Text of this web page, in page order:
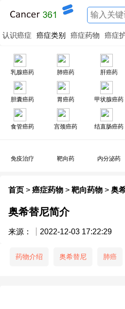
认识癌症 癌症类别 癌症药物 癌症
乳腺癌药 肺癌药 肝癌药
胆囊癌药 胃癌药 甲状腺癌药
食管癌药 宫颈癌药 结直肠癌药
免疫治疗 靶向药 内分泌药
首页 > 癌症药物 > 靶向药物 > 奥
奥希替尼简介
来源： 2022-12-03 17:22:29
药物介绍 奥希替尼 肺癌